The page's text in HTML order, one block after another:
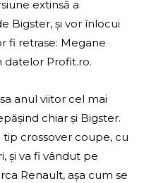
extinsă a
Bigster, și vor înlocui
fi retrase: Megane
datelor Profit.ro.
anul viitor cel mai
chiar și Bigster.
tip crossover coupe, cu
și va fi vândut pe
Renault, așa cum se